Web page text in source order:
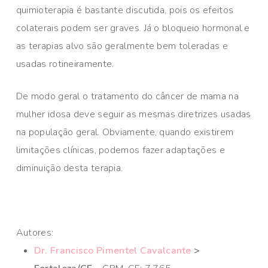
quimioterapia é bastante discutida, pois os efeitos
colaterais podem ser graves. Já o bloqueio hormonal e
as terapias alvo são geralmente bem toleradas e
usadas rotineiramente.
De modo geral o tratamento do câncer de mama na
mulher idosa deve seguir as mesmas diretrizes usadas
na população geral. Obviamente, quando existirem
limitações clínicas, podemos fazer adaptações e
diminuição desta terapia.
Autores:
Dr. Francisco Pimentel Cavalcante >